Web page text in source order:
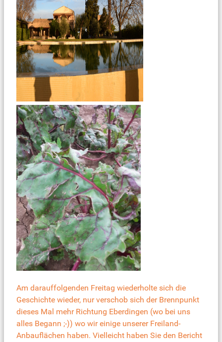
Am darauffolgenden Freitag wiederholte sich die
Geschichte wieder, nur verschob sich der Brennpunkt
dieses Mal mehr Richtung Eberdingen (wo bei uns
alles Begann ;-)) wo wir einige unserer Freiland-
Anbauflächen haben. Vielleicht haben Sie den Bericht